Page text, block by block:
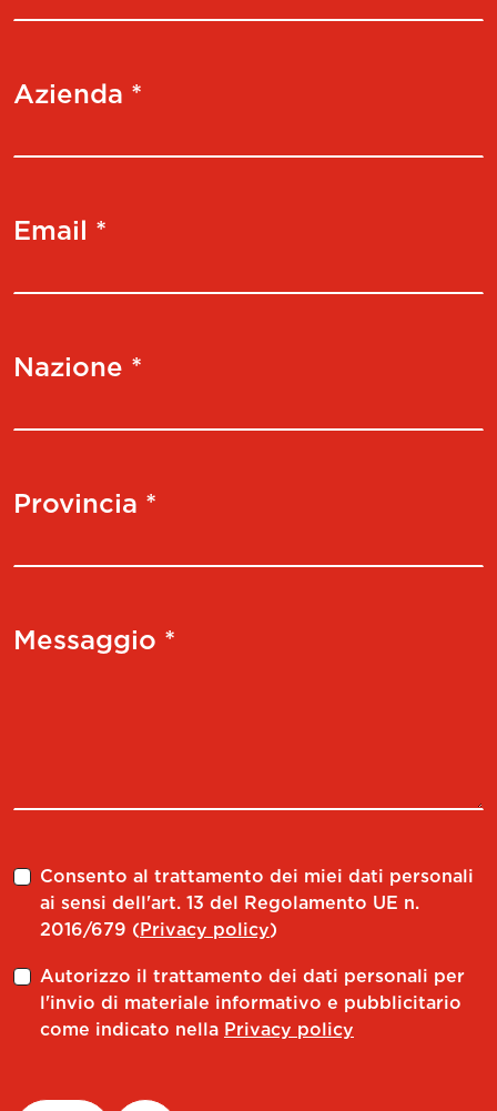
Azienda *
Email *
Nazione *
Provincia *
Messaggio *
Consento al trattamento dei miei dati personali
ai sensi dell'art. 13 del Regolamento UE n.
2016/679 (Privacy policy)
Autorizzo il trattamento dei dati personali per
l'invio di materiale informativo e pubblicitario
come indicato nella Privacy policy